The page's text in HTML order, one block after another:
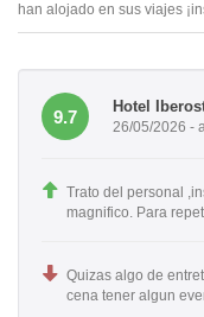
han alojado en sus viajes
9.7
Hotel
26/05/2026 -
Trato del personal
magnifico. Para
Quizas algo de
cena tener algun